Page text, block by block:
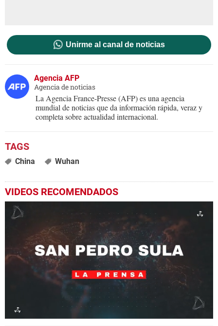
Unirme al canal de noticias
Agencia AFP
Agencia de noticias
La Agencia France-Presse (AFP) es una agencia
mundial de noticias que da información rápida, veraz y
completa sobre actualidad internacional.
China Wuhan
VIDEOS RECOMENDADOS